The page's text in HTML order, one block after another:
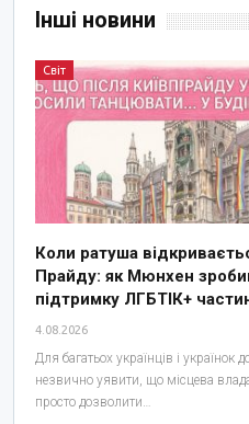
Інші новини
Світ
Коли ратуша
Прайду: як Мюнхен
підтримку ЛГБТІК+
4.08.2026
Для багатьох українців і українок
незвично уявити, що місцева
просто дозволити…